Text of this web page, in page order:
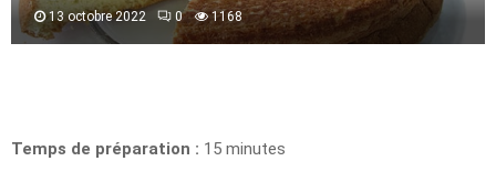
13 octobre 2022 0 1168
Temps de préparation : 15 minutes